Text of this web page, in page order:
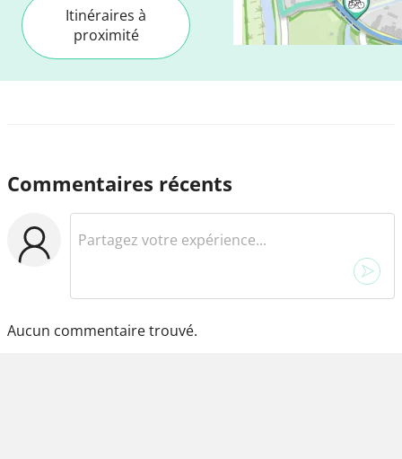
Itinéraires à
proximité
Commentaires récents
Aucun commentaire trouvé.